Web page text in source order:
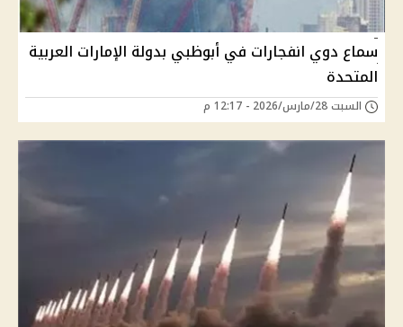
سماع دوي انفجارات في أبوظبي بدولة الإمارات العربية
المتحدة
السبت 28/مارس/2026 - 12:17 م